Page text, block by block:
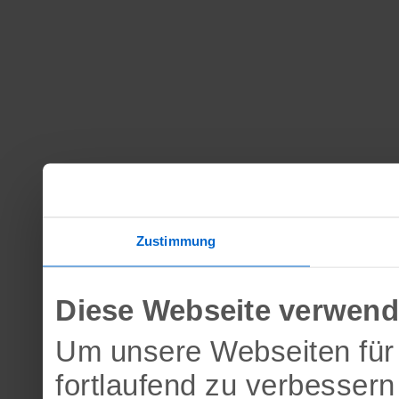
Zustimmung
Diese Webseite
Um unsere Webseiten
fortlaufend zu